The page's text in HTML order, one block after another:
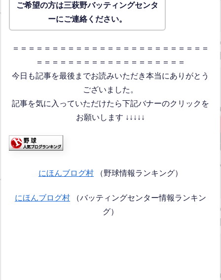
ご希望の方は三萩野バッティングセンタ
ーにご連絡ください。
＝＝＝＝＝＝＝＝＝＝＝＝＝＝＝＝＝＝＝＝＝＝＝＝＝
＝＝＝＝＝＝＝＝＝＝＝＝＝＝＝＝＝＝＝
今日も記事を最後までお読みいただき本当にありがとう
ございました。
記事を気に入っていただけたら下記バナーのクリックを
お願いします ↓↓↓↓↓
にほんブログ村 （野球情報ランキング）
にほんブログ村 （バッティングセンター情報ランキン
グ）